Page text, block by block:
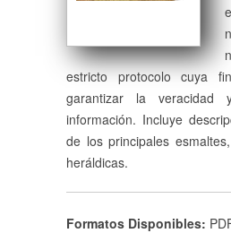
estricto protocolo cuya
garantizar la
información. Incluye
de los principales
heráldicas.
Formatos Disponibles: